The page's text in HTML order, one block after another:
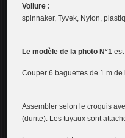
Voilure :
spinnaker, Tyvek, Nylon,
Le modèle de la photo N°1
Couper 6 baguettes de 1 m de
Assembler selon le croquis
(durite). Les tuyaux sont